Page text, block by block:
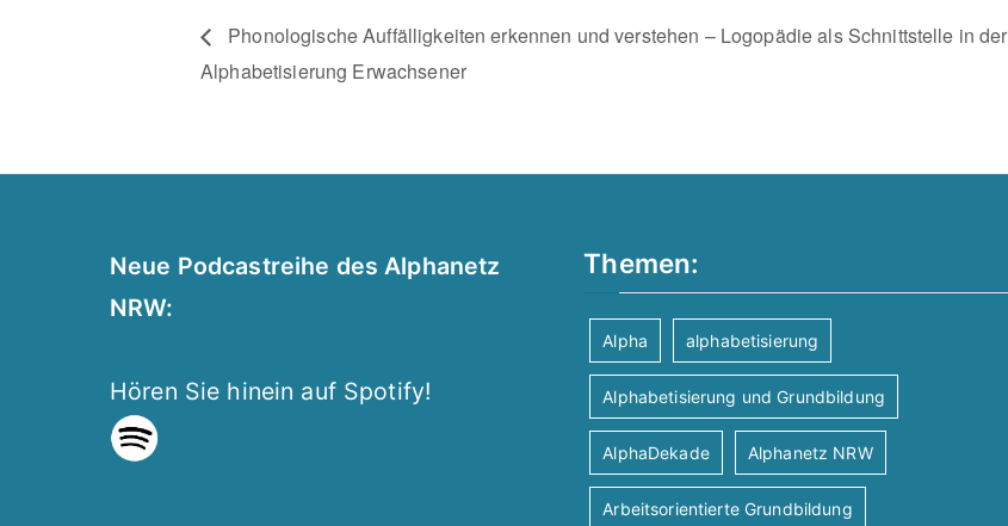
Phonologische Auffälligkeiten erkennen und verstehen – Logopädie als Schnittstelle in der
Alphabetisierung Erwachsener
Neue Podcastreihe des Alphanetz
NRW:
Hören Sie hinein auf Spotify!
Themen:
Alpha alphabetisierung
Alphabetisierung und Grundbildung
AlphaDekade Alphanetz NRW
Arbeitsorientierte Grundbildung